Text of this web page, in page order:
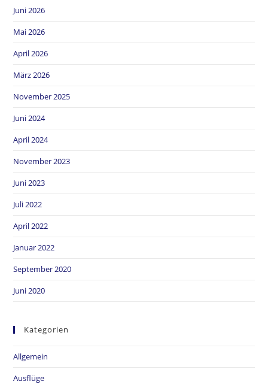
Juni 2026
Mai 2026
April 2026
März 2026
November 2025
Juni 2024
April 2024
November 2023
Juni 2023
Juli 2022
April 2022
Januar 2022
September 2020
Juni 2020
Kategorien
Allgemein
Ausflüge